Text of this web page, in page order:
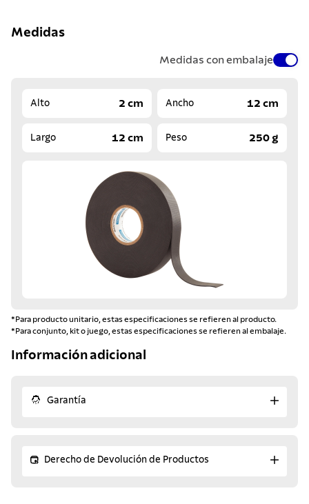
Medidas
Medidas con embalaje
Alto 2 cm Ancho 12 cm
Largo 12 cm Peso 250 g
*Para producto unitario, estas especificaciones se refieren al producto.
*Para conjunto, kit o juego, estas especificaciones se refieren al embalaje.
Información adicional
Garantía
Derecho de Devolución de Productos